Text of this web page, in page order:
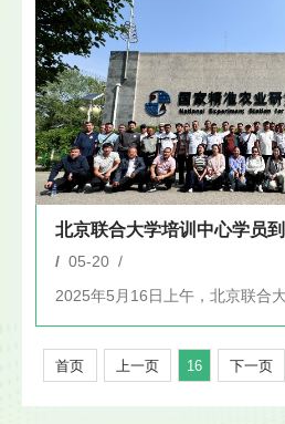
北京联合大学培训中心学员
/ 05-20 /
首页 上一页 16 下一页